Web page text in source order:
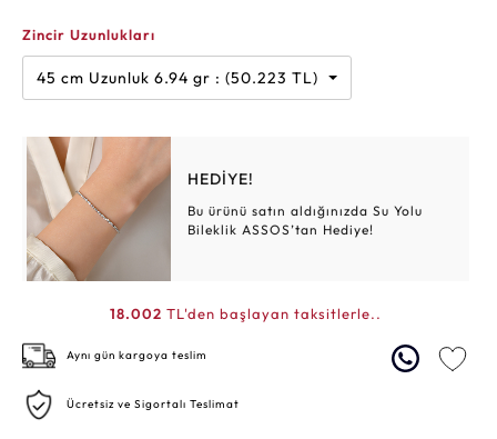
Zincir Uzunlukları
45 cm Uzunluk 6.94 gr : (50.223 TL)
HEDİYE!
Bu ürünü satın aldığınızda Su Yolu
Bileklik ASSOS’tan Hediye!
18.002 TL'den başlayan taksitlerle..
Aynı gün kargoya teslim
Ücretsiz ve Sigortalı Teslimat